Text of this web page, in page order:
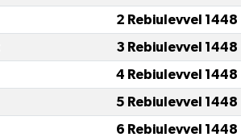
2 Rebiulevvel 1448
3 Rebiulevvel 1448
4 Rebiulevvel 1448
5 Rebiulevvel 1448
6 Rebiulevvel 1448